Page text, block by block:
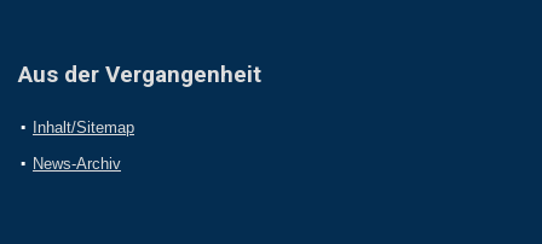
Aus der Vergangenheit
Inhalt/Sitemap
News-Archiv